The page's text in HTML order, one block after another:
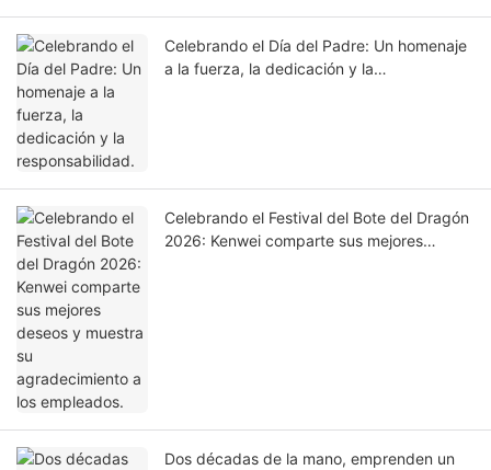
Celebrando el Día del Padre: Un homenaje
a la fuerza, la dedicación y la
Celebrando el Festival del Bote del Dragón
2026: Kenwei comparte sus mejores
Dos décadas de la mano, emprenden un